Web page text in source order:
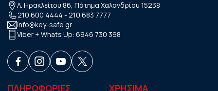
Λ. Ηρακλείτου 86, Πάτημα Χαλανδρίου 15238
210 600 4444 - 210 683 7777
info@key-safe.gr
Viber + Whats Up: 6946 730 398
ΠΛΗΡΟΦΟΡΙΕΣ ΧΡHΣΙΜΑ